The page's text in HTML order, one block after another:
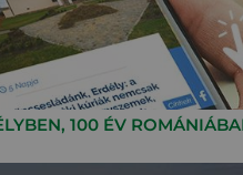
100 ÉV